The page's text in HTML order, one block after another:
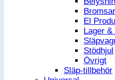
Bromsar
El
Lager &
Stödhjul
Övrigt
Släp-tillbehör